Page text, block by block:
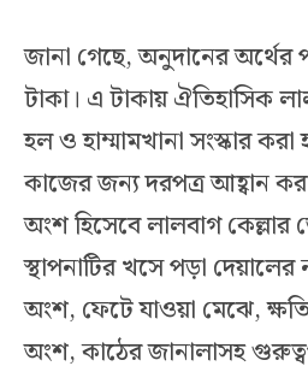
জানা গেছে, অনুদানের অর্থের
টাকা। এ টাকায় ঐতিহাসিক
হল ও হাম্মামখানা সংস্কার
কাজের জন্য দরপত্র আহ্বান
অংশ হিসেবে লালবাগ
স্থাপনাটির খসে পড়া
অংশ, ফেটে যাওয়া মেঝে,
অংশ, কাঠের জানালাসহ